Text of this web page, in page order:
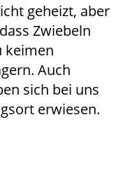
geheizt, aber
Zwiebeln
keimen
Auch
sich bei uns
erwiesen.